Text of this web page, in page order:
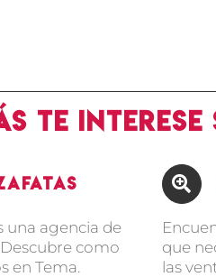
te interese
una agencia de
como
en Tema.
que
las